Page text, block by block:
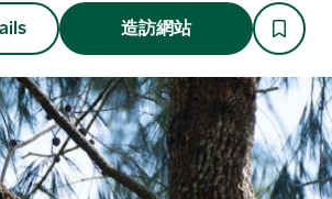
造訪網站